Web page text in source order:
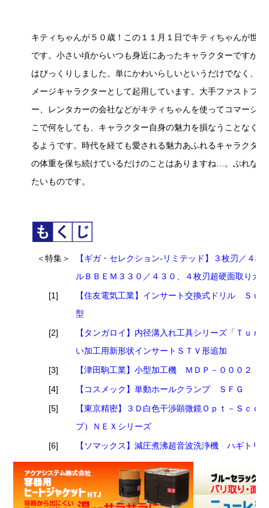
キティちゃんが５０歳！この１１月１日でキティちゃんが世
です。小さい頃からいつも身近にあったキャラクターですが
はびっくりしました。単にかわいらしいというだけでなく、
メージキャラクターとして起用しています。大手ファストフ
ー、レンタカーの会社などがキティちゃんを使ってコマーシ
こで何をしても、キャラクター自身の魅力を損なうことなく
るようです。時代を経ても愛される魅力あふれるキャラクタ
の体重を保ち続けているだけのことはありますね…。ぶれな
たいものです。
＜特集＞
【ギガ・セレクション-リミテッド】３枚刃／４枚
ルＢＢＥＭ３３０／４３０、４枚刃超硬面取りカ
[1]
【住友電気工業】インサート交換式ドリル Ｓｕ
型
[2]
【タンガロイ】内径溝入れ工具シリーズ「Ｔｕｎ
い加工用新形状インサートＳＴＶ形追加
[3]
【津田駒工業】小型加工機 ＭＤＰ－０００２
[4]
【コスメック】単動ホールクランプ ＳＦＧ
[5]
【東京精密】３Ｄ白色干渉顕微鏡Ｏｐｔ－Ｓｃｏ
プ）ＮＥＸシリーズ
[6]
【ソマックス】減圧煮沸超音波洗浄機 ハギトリ